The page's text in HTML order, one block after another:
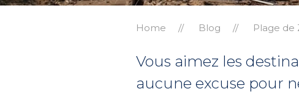
Home Blog Plage de
Vous aimez les
aucune excuse pour